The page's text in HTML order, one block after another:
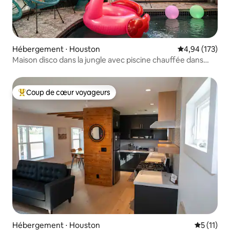
Hébergement ⋅ Houston Évaluation
4,94 (173)
Maison disco dans la jungle avec piscine chauffée dans
Coups de cœur voyageurs les plus appréciés
Coup de cœur voyageurs
Hébergement ⋅ Houston
5 (11)